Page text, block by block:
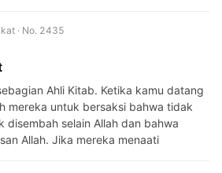
· No. 2435
Ahli Kitab. Ketika kamu datang
mereka untuk bersaksi bahwa tidak
disembah selain Allah dan bahwa
Allah. Jika mereka menaati